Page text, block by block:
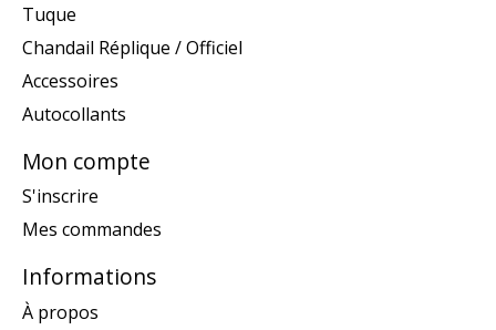
Tuque
Chandail Réplique / Officiel
Accessoires
Autocollants
Mon compte
S'inscrire
Mes commandes
Informations
À propos